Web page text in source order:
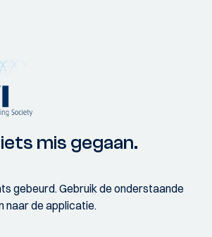
mis gegaan.
gebeurd. Gebruik de onderstaande
naar de applicatie.